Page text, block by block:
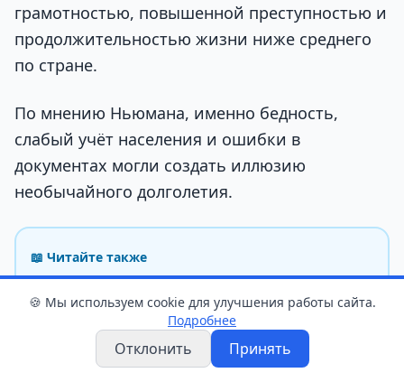
грамотностью, повышенной преступностью и
продолжительностью жизни ниже среднего
по стране.
По мнению Ньюмана, именно бедность,
слабый учёт населения и ошибки в
документах могли создать иллюзию
необычайного долголетия.
📖 Читайте также
Врачи часто советуют больше двигаться, но
ученые нашли важное уточнение
🍪 Мы используем cookie для улучшения работы сайта.
Подробнее
Отклонить Принять